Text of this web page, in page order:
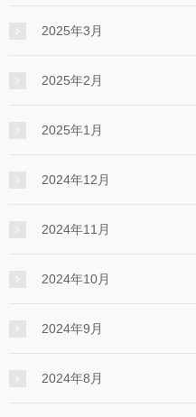
2025年3月
2025年2月
2025年1月
2024年12月
2024年11月
2024年10月
2024年9月
2024年8月